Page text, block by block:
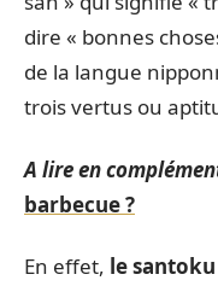
dire « bonnes
de la langue
trois vertus ou
A lire en
barbecue ?
En effet, le